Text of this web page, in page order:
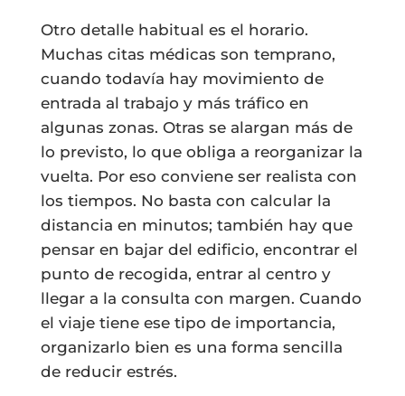
Otro detalle habitual es el horario.
Muchas citas médicas son temprano,
cuando todavía hay movimiento de
entrada al trabajo y más tráfico en
algunas zonas. Otras se alargan más de
lo previsto, lo que obliga a reorganizar la
vuelta. Por eso conviene ser realista con
los tiempos. No basta con calcular la
distancia en minutos; también hay que
pensar en bajar del edificio, encontrar el
punto de recogida, entrar al centro y
llegar a la consulta con margen. Cuando
el viaje tiene ese tipo de importancia,
organizarlo bien es una forma sencilla
de reducir estrés.